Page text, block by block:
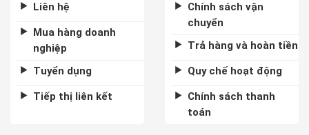
Liên hệ
Mua hàng doanh
nghiệp
Tuyển dụng
Tiếp thị liên kết
Chính sách vận
chuyển
Trả hàng và hoàn tiền
Quy chế hoạt động
Chính sách thanh
toán